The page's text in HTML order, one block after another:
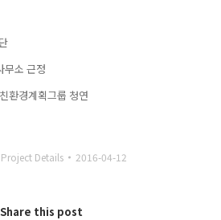
무소 근정
환경계획그룹 청연
Project Details 2016-04-12
Share this post